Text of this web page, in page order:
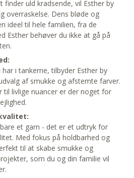
finder uld kradsende, vil Esther by
overraskelse. Dens bløde og
ideel til hele familien, fra de
Esther behøver du ikke at gå på
i tankerne, tilbyder Esther by
af smukke og afstemte farver.
livlige nuancer er der noget for
et garn - det er et udtryk for
Med fokus på holdbarhed og
til at skabe smukke og
som du og din familie vil